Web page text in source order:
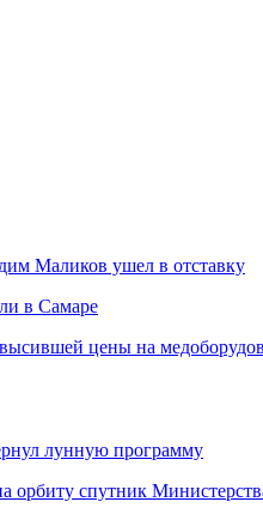
Маликов ушел в отставку
в Самаре
цены на
лунную программу
орбиту спутник